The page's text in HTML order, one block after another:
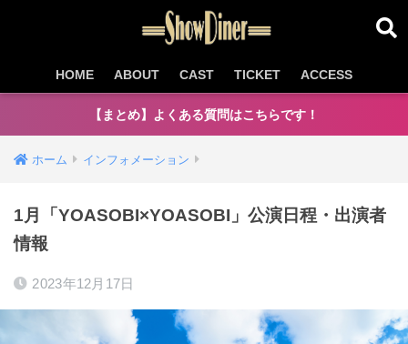
HOME ABOUT CAST TICKET ACCESS
【まとめ】よくある質問はこちらです！
ホーム インフォメーション
1月「YOASOBI×YOASOBI」公演日程・出演者
情報
2023年12月17日